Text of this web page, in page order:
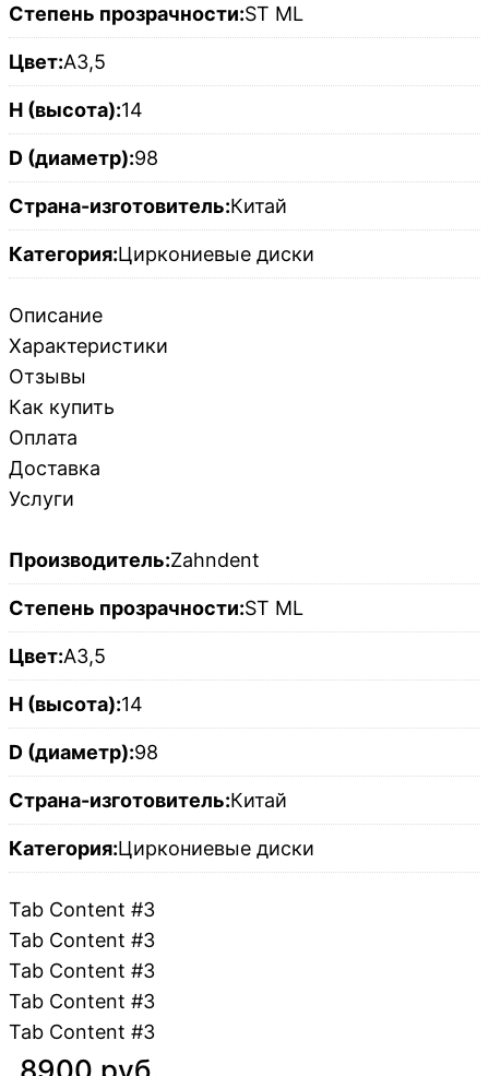
Степень прозрачности:ST ML
Цвет:A3,5
H (высота):14
D (диаметр):98
Страна-изготовитель:Китай
Категория:Циркониевые диски
Описание
Характеристики
Отзывы
Как купить
Оплата
Доставка
Услуги
Производитель:Zahndent
Степень прозрачности:ST ML
Цвет:A3,5
H (высота):14
D (диаметр):98
Страна-изготовитель:Китай
Категория:Циркониевые диски
Tab Content #3
Tab Content #3
Tab Content #3
Tab Content #3
Tab Content #3